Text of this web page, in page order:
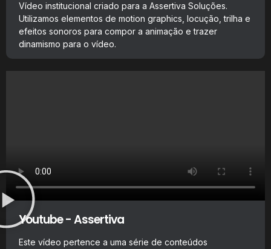
Vídeo institucional criado para a Assertiva Soluções.
Utilizamos elementos de motion graphics, locução, trilha e
efeitos sonoros para compor a animação e trazer
dinamismo para o vídeo.
Youtube - Assertiva
Este vídeo pertence a uma série de conteúdos